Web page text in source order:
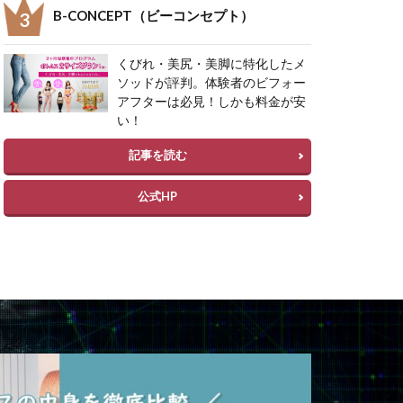
B-CONCEPT（ビーコンセプト）
くびれ・美尻・美脚に特化したメ
ソッドが評判。体験者のビフォー
アフターは必見！しかも料金が安
い！
記事を読む
公式HP